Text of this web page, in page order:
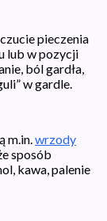
pieczenia
lub w pozycji
ból gardła,
w gardle.
m.in.wrzody
sposób
kawa, palenie